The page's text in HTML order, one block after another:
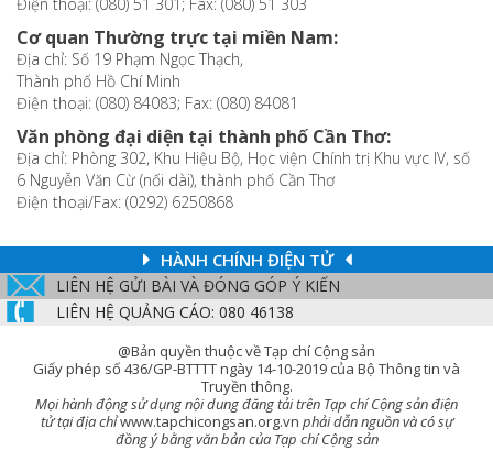
Cơ quan Thường trực tại miền Nam:
Địa chỉ: Số 19 Phạm Ngọc Thạch,
Thành phố Hồ Chí Minh
Điện thoại: (080) 84083; Fax: (080) 84081
Văn phòng đại diện tại thành phố Cần Thơ:
Địa chỉ: Phòng 302, Khu Hiệu Bộ, Học viện Chính trị Khu vực IV, số
6 Nguyễn Văn Cừ (nối dài), thành phố Cần Thơ
Điện thoại/Fax: (0292) 6250868
HÀNH CHÍNH ĐIỆN TỬ
LIÊN HỆ GỬI BÀI VÀ ĐÓNG GÓP Ý KIẾN
LIÊN HỆ QUẢNG CÁO: 080 46138
@Bản quyền thuộc về Tạp chí Cộng sản
Giấy phép số 436/GP-BTTTT ngày 14-10-2019 của Bộ Thông tin và
Truyền thông.
Mọi hành động sử dụng nội dung đăng tải trên Tạp chí Cộng sản điện
tử tại địa chỉwww.tapchicongsan.org.vn phải dẫn nguồn và có sự
đồng ý bằng văn bản của Tạp chí Cộng sản